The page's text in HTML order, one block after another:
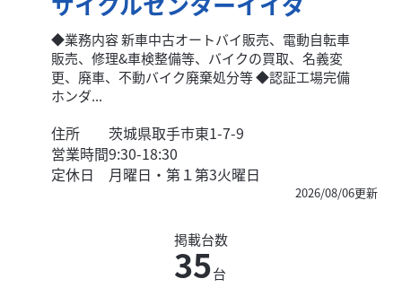
◆業務内容 新車中古オートバイ販売、電動自転車
販売、修理&車検整備等、バイクの買取、名義変
更、廃車、不動バイク廃棄処分等 ◆認証工場完備
ホンダ...
住所
茨城県取手市東1-7-9
営業時間9:30-18:30
定休日
月曜日・第１第3火曜日
2026/08/06更新
掲載台数
35台